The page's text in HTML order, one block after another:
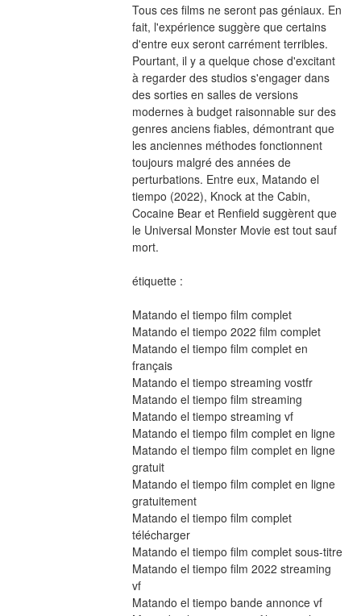
Tous ces films ne seront pas géniaux. En
fait, l'expérience suggère que certains
d'entre eux seront carrément terribles.
Pourtant, il y a quelque chose d'excitant
à regarder des studios s'engager dans
des sorties en salles de versions
modernes à budget raisonnable sur des
genres anciens fiables, démontrant que
les anciennes méthodes fonctionnent
toujours malgré des années de
perturbations. Entre eux, Matando el
tiempo (2022), Knock at the Cabin,
Cocaine Bear et Renfield suggèrent que
le Universal Monster Movie est tout sauf
mort.
étiquette :
Matando el tiempo film complet
Matando el tiempo 2022 film complet
Matando el tiempo film complet en
français
Matando el tiempo streaming vostfr
Matando el tiempo film streaming
Matando el tiempo streaming vf
Matando el tiempo film complet en ligne
Matando el tiempo film complet en ligne
gratuit
Matando el tiempo film complet en ligne
gratuitement
Matando el tiempo film complet
télécharger
Matando el tiempo film complet sous-titre
Matando el tiempo film 2022 streaming
vf
Matando el tiempo bande annonce vf